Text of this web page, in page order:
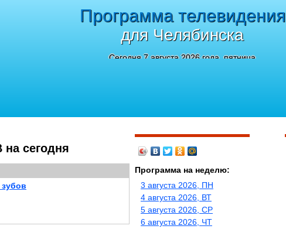
Программа телевидения
для Челябинска
Сегодня 7 августа 2026 года, пятница
сегодня
Программа на неделю:
3 августа 2026, ПН
4 августа 2026, ВТ
5 августа 2026, СР
6 августа 2026, ЧТ